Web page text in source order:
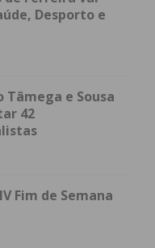
Desporto e
e Sousa
42
Fim de Semana